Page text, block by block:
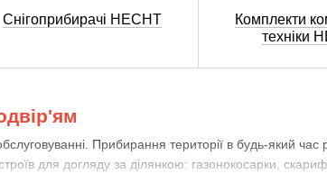
Прибирання території в будь-який
для догляду за ділянкою: газонокосарки,
Снігоприбирачі HECHT
Комплекти
техніки